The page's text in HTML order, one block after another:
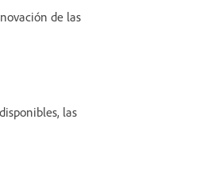
de las
las